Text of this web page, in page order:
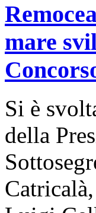
mare
Si è
della